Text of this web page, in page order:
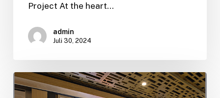
Project At the heart…
admin
Juli 30, 2024
AKG,
Interior